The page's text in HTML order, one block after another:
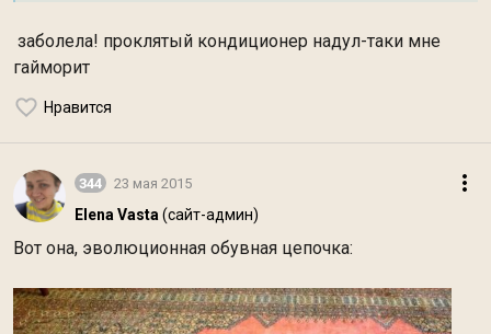
заболела! проклятый кондиционер надул-таки мне
гайморит
Нравится
344 23 мая 2015
Elena Vasta (сайт-админ)
Вот она, эволюционная обувная цепочка: